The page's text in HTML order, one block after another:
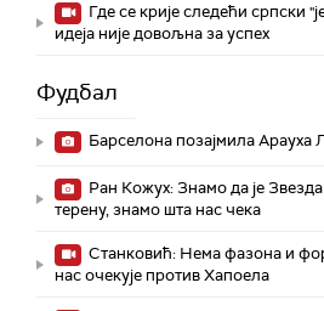
Где се крије следећи српски
идеја није довољна за успех
Фудбал
Барселона позајмила Арауха
Ран Кожух: Знамо да је
терену, знамо шта нас чека
Станковић: Нема фазона и
нас очекује против Хапоела